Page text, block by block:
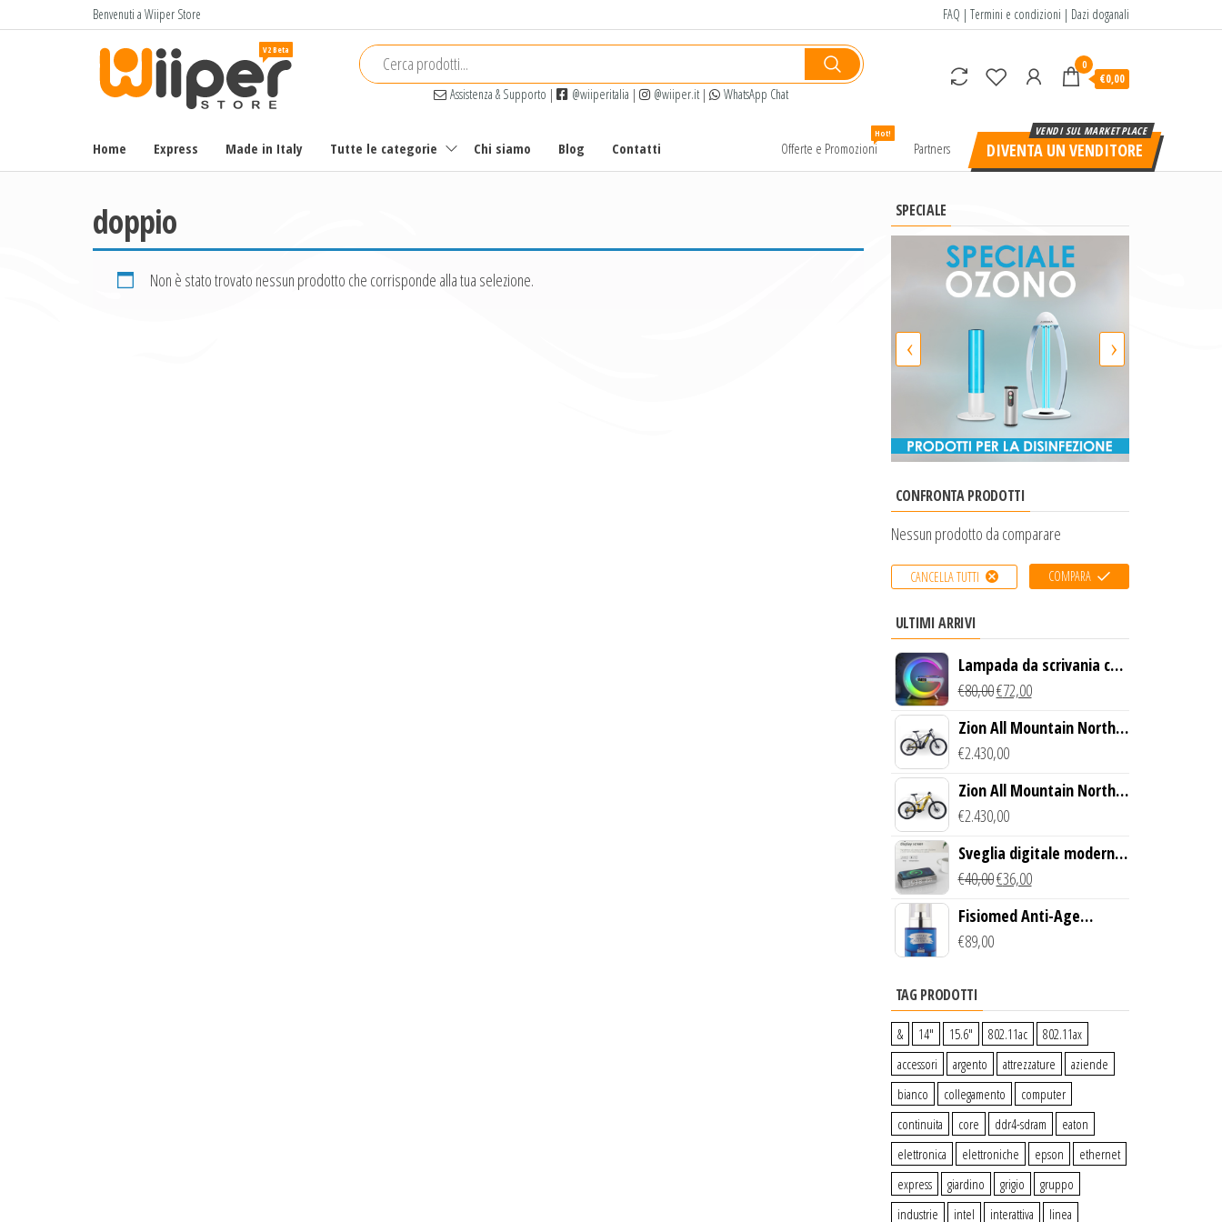
e
Benvenuti a Wiiper Store FAQ | Termini e condizioni | Dazi doganali
Wiiper
a basso
prezzo
Assistenza & Supporto | @wiiperitalia | @wiiper.it | WhatsApp Chat
0
€0,00
Home Express Made in Italy Tutte le categorie Chi siamo Blog Contatti Offerte e Promozioni
Hot!
Partners DIVENTA UN VENDITORE
doppio
Non è stato trovato nessun prodotto che corrisponde alla tua selezione.
SPECIALE
‹ ›
CONFRONTA PRODOTTI
Nessun prodotto da comparare
CANCELLA TUTTI COMPARA
ULTIMI ARRIVI
Lampada da scrivania con
luce LED e ricarica
wireless
€80,00€72,00
Zion All Mountain North
Creek Bike (Nero)
€2.430,00
Zion All Mountain North
Creek Bike (Giallo)
€2.430,00
Sveglia digitale moderna
con Caricabatterie
Wireless Qi
€40,00€36,00
Fisiomed Anti-Age
Defense Face Serum
€89,00
TAG PRODOTTI
& 14″ 15.6″ 802.11ac
802.11ax
accessori
argento attrezzature
aziende
bianco
collegamento
computer
continuita
core ddr4-sdram
eaton
elettronica
elettroniche epson
ethernet
express
giardino grigio
gruppo
industrie
intel interattiva linea